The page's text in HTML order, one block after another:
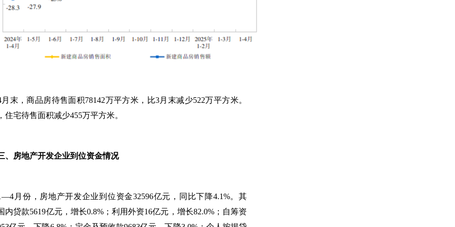
月末，商品房待售面积78142万平方米，比3月末减少522万平方米。
住宅待售面积减少455万平方米。
地产开发企业到位资金情况
—4 月份，房地产开发企业到位资金32596亿元，同比下降4.1%。其
内贷款5619亿元，增长0.8%；利用外资16亿元，增长82.0%；自筹资